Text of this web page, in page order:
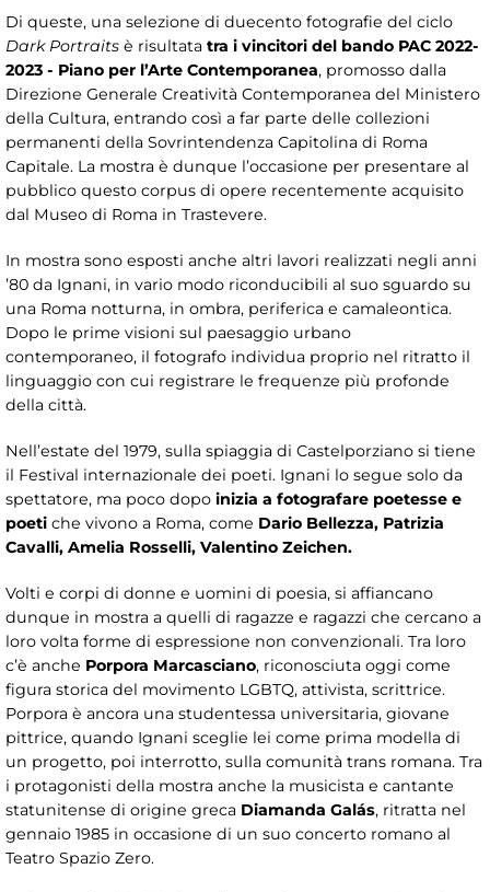
Di queste, una selezione di duecento fotografie del ciclo
Dark Portraits è risultata tra i vincitori del bando PAC 2022-
2023 - Piano per l’Arte Contemporanea, promosso dalla
Direzione Generale Creatività Contemporanea del Ministero
della Cultura, entrando così a far parte delle collezioni
permanenti della Sovrintendenza Capitolina di Roma
Capitale. La mostra è dunque l’occasione per presentare al
pubblico questo corpus di opere recentemente acquisito
dal Museo di Roma in Trastevere.
In mostra sono esposti anche altri lavori realizzati negli anni
’80 da Ignani, in vario modo riconducibili al suo sguardo su
una Roma notturna, in ombra, periferica e camaleontica.
Dopo le prime visioni sul paesaggio urbano
contemporaneo, il fotografo individua proprio nel ritratto il
linguaggio con cui registrare le frequenze più profonde
della città.
Nell’estate del 1979, sulla spiaggia di Castelporziano si tiene
il Festival internazionale dei poeti. Ignani lo segue solo da
spettatore, ma poco dopo inizia a fotografare poetesse e
poeti che vivono a Roma, come Dario Bellezza, Patrizia
Cavalli, Amelia Rosselli, Valentino Zeichen.
Volti e corpi di donne e uomini di poesia, si affiancano
dunque in mostra a quelli di ragazze e ragazzi che cercano a
loro volta forme di espressione non convenzionali. Tra loro
c’è anche Porpora Marcasciano, riconosciuta oggi come
figura storica del movimento LGBTQ, attivista, scrittrice.
Porpora è ancora una studentessa universitaria, giovane
pittrice, quando Ignani sceglie lei come prima modella di
un progetto, poi interrotto, sulla comunità trans romana. Tra
i protagonisti della mostra anche la musicista e cantante
statunitense di origine greca Diamanda Galás, ritratta nel
gennaio 1985 in occasione di un suo concerto romano al
Teatro Spazio Zero.